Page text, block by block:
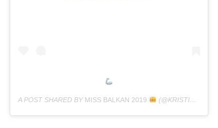
A POST SHARED BY MISS BALKAN 2019 (@KRISTINA.DIMITRY) ON